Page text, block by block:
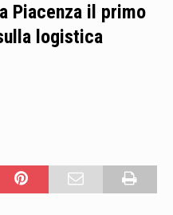
Piacenza il primo
logistica